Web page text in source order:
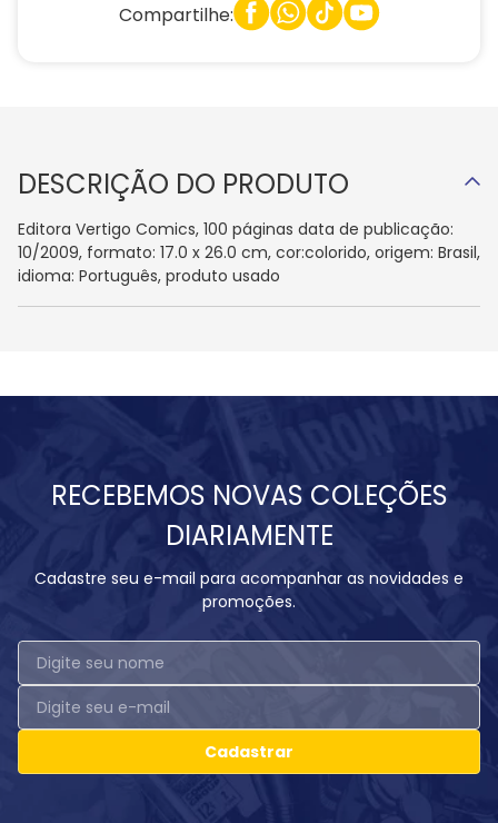
Compartilhe:
DESCRIÇÃO DO PRODUTO
Editora Vertigo Comics, 100 páginas data de publicação:
10/2009, formato: 17.0 x 26.0 cm, cor:colorido, origem: Brasil,
idioma: Português, produto usado
RECEBEMOS NOVAS COLEÇÕES
DIARIAMENTE
Cadastre seu e-mail para acompanhar as novidades e
promoções.
Cadastrar